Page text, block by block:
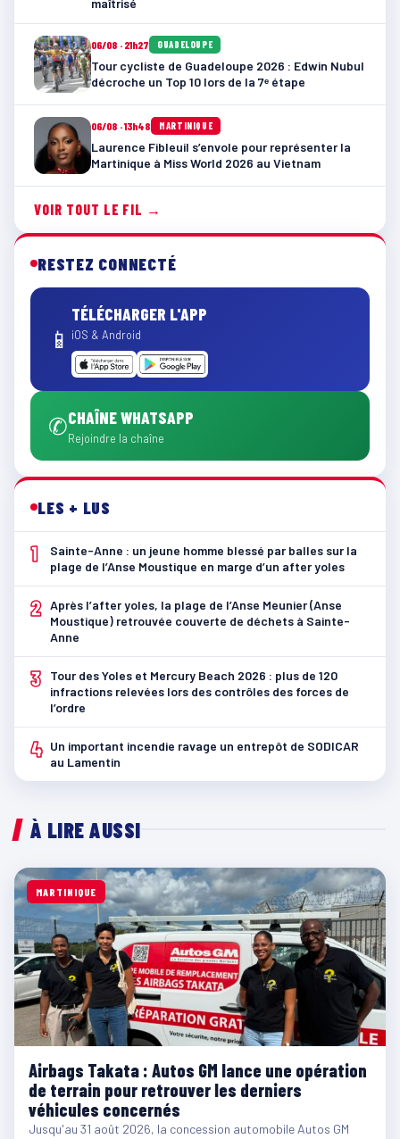
06/08 · 21h27 GUADELOUPE
Tour cycliste de Guadeloupe 2026 : Edwin Nubul
décroche un Top 10 lors de la 7ᵉ étape
06/08 · 13h48 MARTINIQUE
Laurence Fibleuil s’envole pour représenter la
Martinique à Miss World 2026 au Vietnam
VOIR TOUT LE FIL →
RESTEZ CONNECTÉ
📱
TÉLÉCHARGER L'APP
iOS & Android
✆CHAÎNE WHATSAPP
Rejoindre la chaîne
LES + LUS
1
Sainte-Anne : un jeune homme blessé par balles sur la
plage de l’Anse Moustique en marge d’un after yoles
2 Après l’after yoles, la plage de l’Anse Meunier (Anse
Moustique) retrouvée couverte de déchets à Sainte-
Anne
3
Tour des Yoles et Mercury Beach 2026 : plus de 120
infractions relevées lors des contrôles des forces de
l’ordre
4 Un important incendie ravage un entrepôt de SODICAR
au Lamentin
À LIRE AUSSI
MARTINIQUE
Airbags Takata : Autos GM lance une opération
de terrain pour retrouver les derniers
véhicules concernés
Jusqu'au 31 août 2026, la concession automobile Autos GM